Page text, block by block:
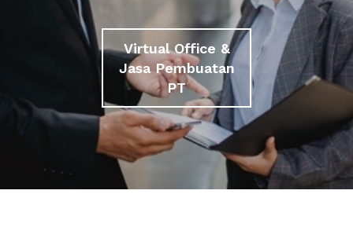
Virtual Office &
Jasa Pembuatan
PT